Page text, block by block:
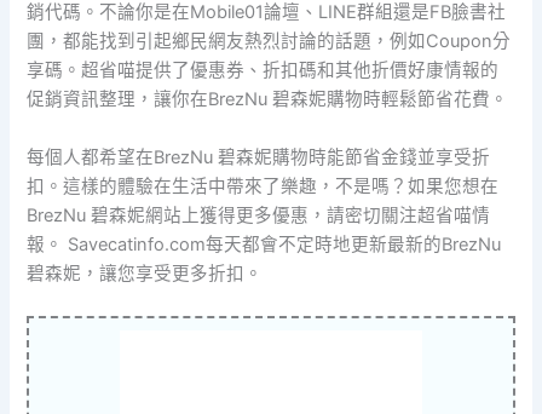
銷代碼。不論你是在Mobile01論壇、LINE群組還是FB臉書社
團，都能找到引起鄉民網友熱烈討論的話題，例如Coupon分
享碼。超省喵提供了優惠券、折扣碼和其他折價好康情報的
促銷資訊整理，讓你在BrezNu 碧森妮購物時輕鬆節省花費。
每個人都希望在BrezNu 碧森妮購物時能節省金錢並享受折
扣。這樣的體驗在生活中帶來了樂趣，不是嗎？如果您想在
BrezNu 碧森妮網站上獲得更多優惠，請密切關注超省喵情
報。 Savecatinfo.com每天都會不定時地更新最新的BrezNu
碧森妮，讓您享受更多折扣。